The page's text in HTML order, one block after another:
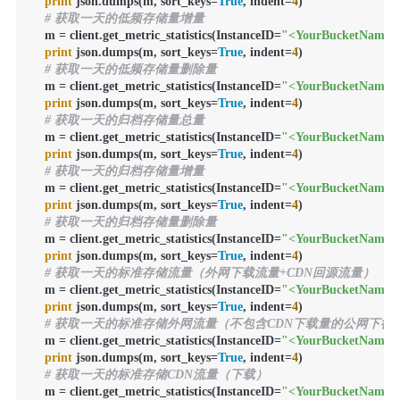
# 获取一天的低频存储量增量
    m = client.get_metric_statistics(InstanceID=
print json.dumps(m, sort_keys=True, indent=4)
# 获取一天的低频存储量删除量
    m = client.get_metric_statistics(InstanceID=
print json.dumps(m, sort_keys=True, indent=4)
# 获取一天的归档存储量总量
    m = client.get_metric_statistics(InstanceID=
print json.dumps(m, sort_keys=True, indent=4)
# 获取一天的归档存储量增量
    m = client.get_metric_statistics(InstanceID=
print json.dumps(m, sort_keys=True, indent=4)
# 获取一天的归档存储量删除量
    m = client.get_metric_statistics(InstanceID=
print json.dumps(m, sort_keys=True, indent=4)
# 获取一天的标准存储流量（外网下载流量+CDN回源流量）
    m = client.get_metric_statistics(InstanceID=
print json.dumps(m, sort_keys=True, indent=4)
# 获取一天的标准存储外网流量（不包含CDN下载量的公网下行
    m = client.get_metric_statistics(InstanceID=
print json.dumps(m, sort_keys=True, indent=4)
# 获取一天的标准存储CDN流量（下载）
    m = client.get_metric_statistics(InstanceID=